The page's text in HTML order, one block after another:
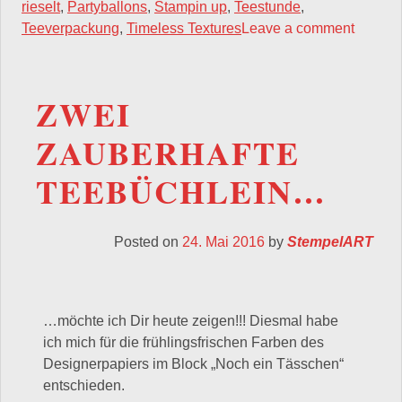
rieselt, Partyballons, Stampin up, Teestunde,
Teeverpackung, Timeless TexturesLeave a comment
ZWEI
ZAUBERHAFTE
TEEBÜCHLEIN…
Posted on 24. Mai 2016 by StempelART
…möchte ich Dir heute zeigen!!! Diesmal habe
ich mich für die frühlingsfrischen Farben des
Designerpapiers im Block „Noch ein Tässchen“
entschieden.